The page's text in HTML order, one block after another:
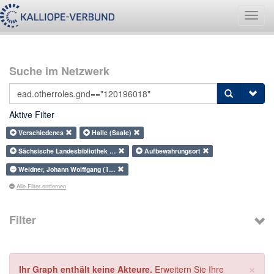
Suche im Netzwerk
Aktive Filter
Verschiedenes
Halle (Saale)
Sächsische Landesbibliothek …
Aufbewahrungsort
Weidner, Johann Wolffgang (1…
Alle Filter entfernen
Filter
×
Ihr Graph enthält keine Akteure. Erweitern Sie Ihre